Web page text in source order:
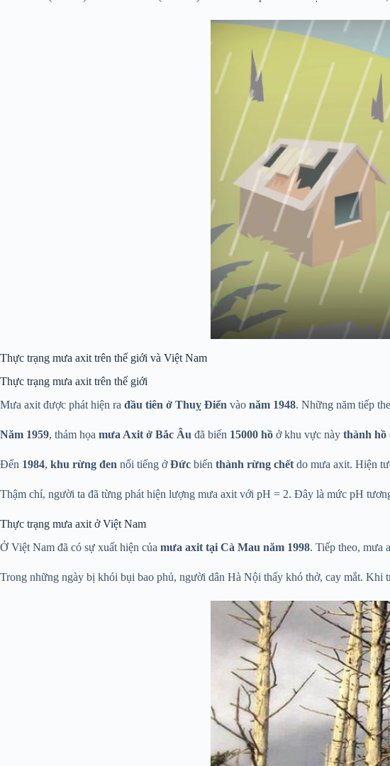
Thực trạng mưa axit trên thế giới và Việt Nam
Thực trạng mưa axit trên thế giới
Mưa axit được phát hiện ra đầu tiên ở Thuỵ Ðiển vào năm 1948. Những năm tiếp
Năm 1959, thảm họa mưa Axit ở Bắc Âu đã biến 15000 hồ ở khu vực này thành hồ
Đến 1984, khu rừng đen nổi tiếng ởĐức biến thành rừng chết do mưa axit. Hiện
Thậm chí, người ta đã từng phát hiện lượng mưa axit với pH = 2. Đây là mức pH
Thực trạng mưa axit ở Việt Nam
Ở Việt Nam đã có sự xuất hiện của mưa axit tại Cà Mau năm 1998. Tiếp theo, mưa
Trong những ngày bị khói bụi bao phủ, người dân Hà Nội thấy khó thở, cay mắt.